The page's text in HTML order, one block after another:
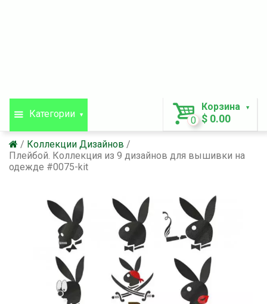
Категории
Корзина
0 $ 0.00
Коллекции Дизайнов
Плейбой. Коллекция из 9 дизайнов для вышивки на
одежде #0075-kit